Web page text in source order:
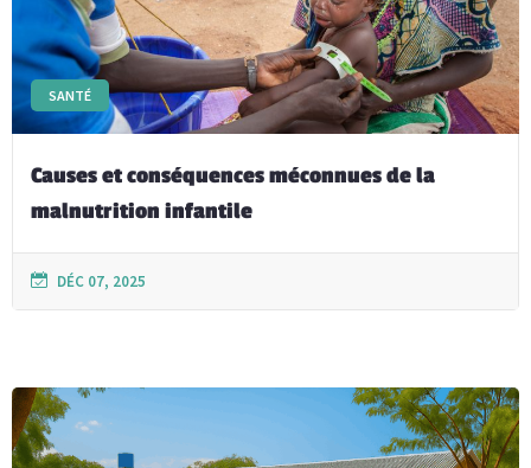
SANTÉ
Causes et conséquences méconnues de la
malnutrition infantile
DÉC 07, 2025